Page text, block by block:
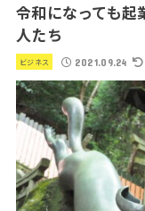
令和になっても起
人たち
ビジネス 2021.09.24